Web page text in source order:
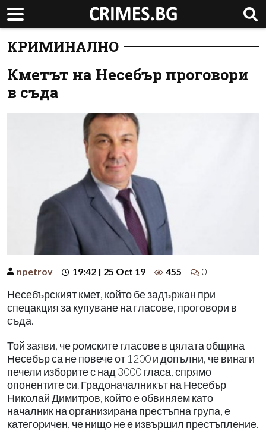
КРИМИНАЛНО
Кметът на Несебър проговори
в съда
npetrov 19:42 | 25 Oct 19 455 0
Несебърският кмет, който бе задържан при
спецакция за купуване на гласове, проговори в
съда.
Той заяви, че ромските гласове в цялата община
Несебър са не повече от 1200 и допълни, че винаги
печели изборите с над 3000 гласа, спрямо
опонентите си. Градоначалникът на Несебър
Николай Димитров, който е обвиняем като
началник на организирана престъпна група, е
категоричен, че нищо не е извършил престъпление.